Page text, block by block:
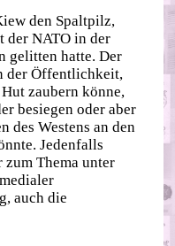
den Spaltpilz,
der NATO in der
gelitten hatte. Der
der Öffentlichkeit,
zaubern könne,
besiegen oder aber
des Westens an den
Jedenfalls
zum Thema unter
auch die